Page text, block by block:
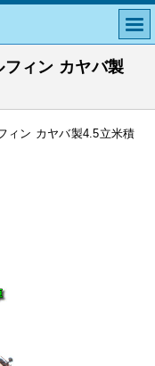
ィン カヤバ製
ィン カヤバ製4.5立米積